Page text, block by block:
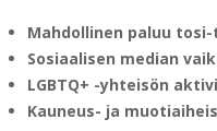
Mahdollinen paluu
Sosiaalisen median
LGBTQ+ -yhteisön
Kauneus- ja